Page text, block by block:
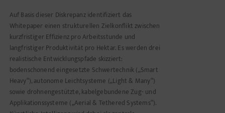
Auf Basis dieser Diskrepanz identifiziert das
Whitepaper einen strukturellen Zielkonflikt zwischen
kurzfristiger Effizienz pro Arbeitsstunde und
langfristiger Produktivität pro Hektar. Es werden drei
realistische Entwicklungspfade skizziert:
bodenschonend eingesetzte Schwertechnik („Smart
Heavy“), autonome Leichtsysteme („Light & Many“)
sowie drohnengestützte, kabelgebundene Zug- und
Applikationssysteme („Aerial & Tethered Systems“).